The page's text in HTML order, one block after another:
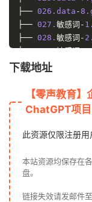
├── 026. data -8.
├── 027. 敏感词- 1.
├── 028. 敏感词- 2.
├── 029.敏感词-
├── 030.
├── 032.服务-1.
├──
033. 服务-2.
服务- 3.
├── 035.服务-4.
├──
037. 服务-6.
├──
├── 040.web-2.
下载地址
【零声教育
ChatGPT项目
此资源仅限注册
本站资源均保存在
盘。
链接失效请发邮件